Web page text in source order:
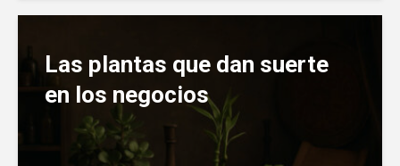
Las plantas que dan suerte
en los negocios